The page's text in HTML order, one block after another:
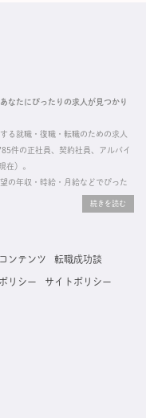
なたにぴったりの求人が見つかり
る就職・復職・転職のための求人
件の正社員、契約社員、アルバイ
在）。
の年収・時給・月給などでぴった
規の求人情報です。応募いただい
職できます。
ンテンツ 転職成功談
リシー サイトポリシー